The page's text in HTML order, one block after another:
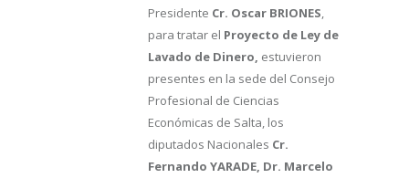
Presidente Cr. Oscar BRIONES,
para tratar el Proyecto de Ley de
Lavado de Dinero, estuvieron
presentes en la sede del Consejo
Profesional de Ciencias
Económicas de Salta, los
diputados Nacionales Cr.
Fernando YARADE, Dr. Marcelo